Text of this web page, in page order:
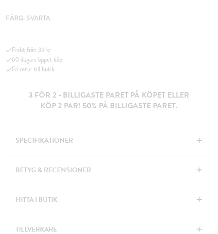
FÄRG: SVARTA
Frakt från 39 kr
60 dagars öppet köp
Fri retur till butik
3 FÖR 2 - BILLIGASTE PARET PÅ KÖPET ELLER
KÖP 2 PAR! 50% PÅ BILLIGASTE PARET.
SPECIFIKATIONER +
BETYG & RECENSIONER +
HITTA I BUTIK +
TILLVERKARE +